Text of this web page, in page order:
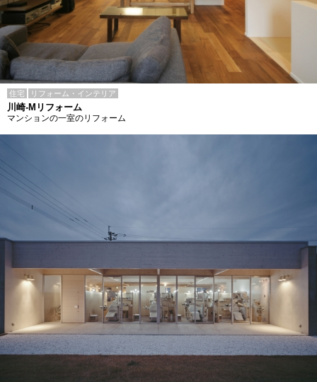
住宅 リフォーム・インテリア
川崎-Mリフォーム
マンションの一室のリフォーム